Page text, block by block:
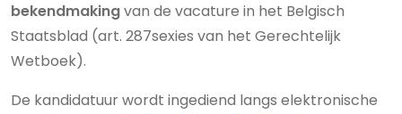
bekendmakingvan de vacature in het Belgisch
Staatsblad (art. 287sexies van het Gerechtelijk
Wetboek).
De kandidatuur wordt ingediend langs elektronische